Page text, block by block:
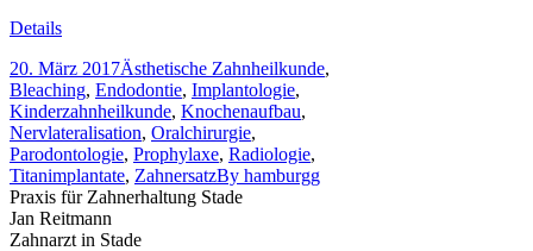
Details
20. März 2017Ästhetische Zahnheilkunde,
Bleaching, Endodontie, Implantologie,
Kinderzahnheilkunde, Knochenaufbau,
Nervlateralisation, Oralchirurgie,
Parodontologie, Prophylaxe, Radiologie,
Titanimplantate, ZahnersatzBy hamburgg
Praxis für Zahnerhaltung Stade
Jan Reitmann
Zahnarzt in Stade